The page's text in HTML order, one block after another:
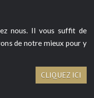
nous. Il vous suffit de
de notre mieux pour y
CLIQUEZ ICI